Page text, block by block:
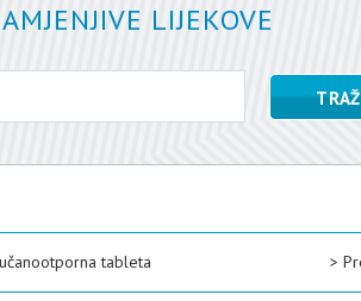
LIJEKOVE
tableta >